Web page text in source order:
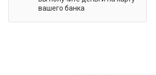
вашего банка